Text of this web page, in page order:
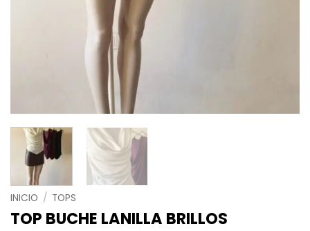
INICIO / TOPS
TOP BUCHE LANILLA BRILLOS